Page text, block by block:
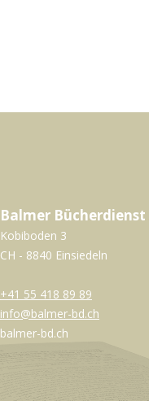
Balmer Bücherdienst
Kobiboden 3
CH - 8840 Einsiedeln
+41 55 418 89 89
info@balmer-bd.ch
balmer-bd.ch